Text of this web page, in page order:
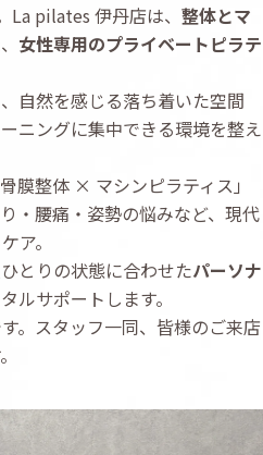
pilates 伊丹店は、 整体とマ
女性専用のプライベートピラテ
自然を感じる落ち着いた空間
ニングに集中できる環境を整え
膜整体 × マシンピラティス」
・腰痛・姿勢の悩みなど、現代
ア。
とりの状態に合わせたパーソナ
ルサポートします。
。スタッフ一同、皆様のご来店